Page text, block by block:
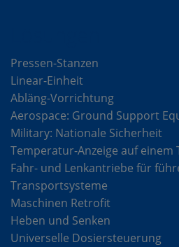
Pressen-Stanzen
Linear-Einheit
Abläng-Vorrichtung
Aerospace: Ground Support
Military: Nationale Sicherheit
Temperatur-Anzeige auf einem
Fahr- und Lenkantriebe für
Transportsysteme
Maschinen Retrofit
Heben und Senken
Universelle Dosiersteuerung